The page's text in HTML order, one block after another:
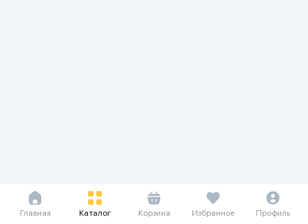
Главная Каталог Корзина Избранное Профиль